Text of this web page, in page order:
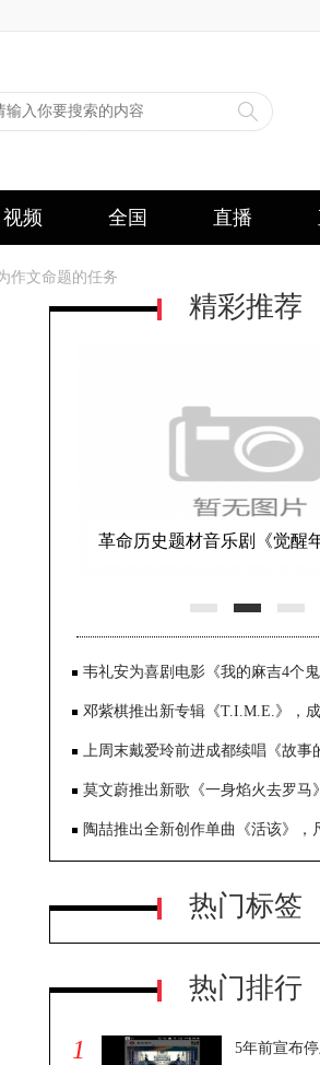
视频 全国 直播
作文命题的任务
精彩推荐
革命历史题材音乐剧《觉醒
韦礼安为喜剧电影《我的麻吉4个
《一直都在》，感觉就像是接获一个
任务
邓紫棋推出新专辑《T.I.M.E.》，
YouTube有5首MV破亿的华语歌手
上周末戴爱玲前进成都续唱《故事
会：看到大家这么热情真的很感动
莫文蔚推出新歌《一身焰火去罗马
歌迷的纪念大礼
陶喆推出全新创作单曲《活该》，
热门标签
热门排行
1
5年前宣布